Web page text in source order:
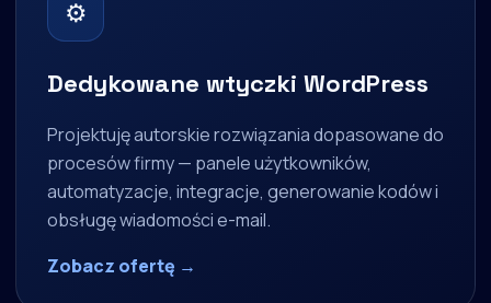
⚙
Dedykowane wtyczki WordPress
Projektuję autorskie rozwiązania dopasowane do
procesów firmy — panele użytkowników,
automatyzacje, integracje, generowanie kodów i
obsługę wiadomości e-mail.
Zobacz ofertę →